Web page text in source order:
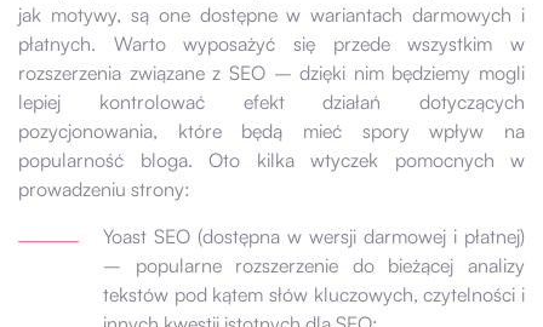
jak motywy, są one dostępne w wariantach darmowych i
płatnych. Warto wyposażyć się przede wszystkim w
rozszerzenia związane z SEO – dzięki nim będziemy mogli
lepiej kontrolować efekt działań dotyczących
pozycjonowania, które będą mieć spory wpływ na
popularność bloga. Oto kilka wtyczek pomocnych w
prowadzeniu strony:
Yoast SEO (dostępna w wersji darmowej i płatnej)
– popularne rozszerzenie do bieżącej analizy
tekstów pod kątem słów kluczowych, czytelności i